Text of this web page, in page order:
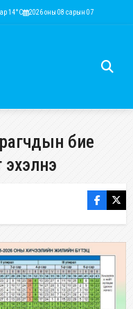
EUR 4,146.36 KRW 2.52
14°C 2026 оны 08 сарын 07
бие